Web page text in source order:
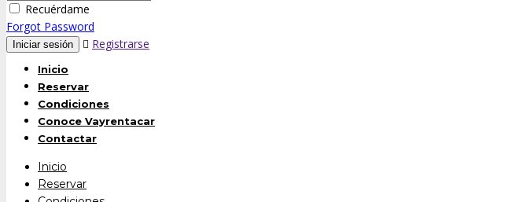
Recuérdame
Forgot Password
Registrarse
Inicio
Reservar
Condiciones
Conoce Vayrentacar
Contactar
Inicio
Reservar